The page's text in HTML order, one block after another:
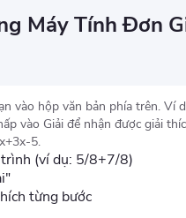
Máy Tính Đơn
vào hộp văn bản phía trên. Ví
vào Giải để nhận được giải
5.
(ví dụ: 5/8+7/8)
từng bước